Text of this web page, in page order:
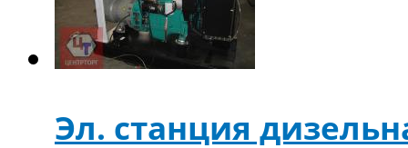
Эл. станция